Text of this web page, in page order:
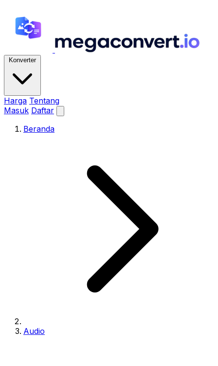
Konverter
Harga Tentang
Masuk Daftar
Beranda
Audio